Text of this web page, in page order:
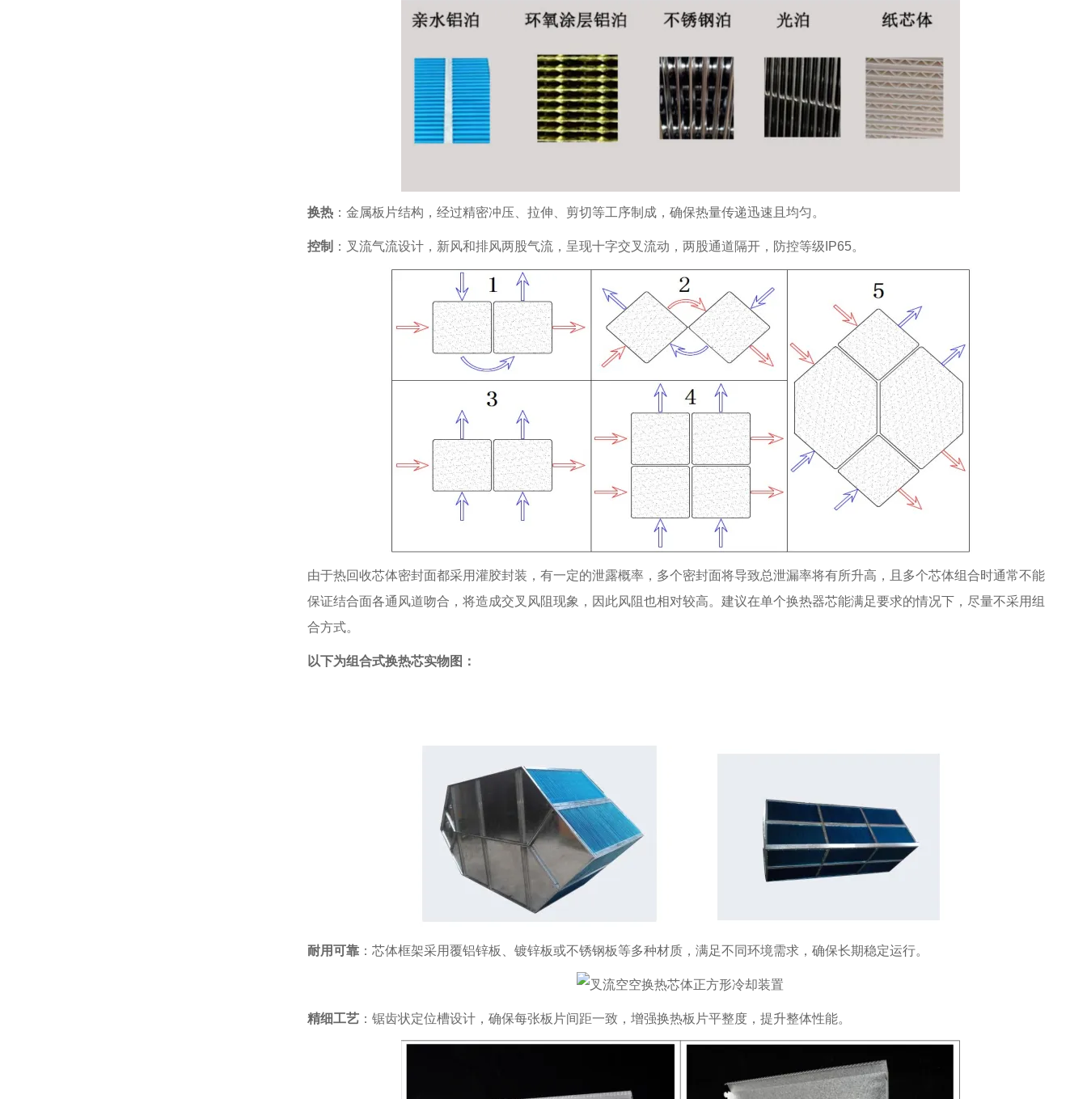
换热 ：金属板片结构，经过精密冲压、拉伸、剪切等工序制成，确保热量传递迅速且均匀。
控制 ：叉流气流设计，新风和排风两股气流，呈现十字交叉流动，两股通道隔开，防控等级IP65。
由于热回收芯体密封面都采用灌胶封装，有一定的泄露概率，多个密封面将导致总泄漏率将有所升高，且多个芯体组合时通常不能
保证结合面各通风道吻合，将造成交叉风阻现象，因此风阻也相对较高。建议在单个换热器芯能满足要求的情况下，尽量不采用组
合方式。
以下为组合式换热芯实物图：
耐用可靠 ：芯体框架采用覆铝锌板、镀锌板或不锈钢板等多种材质，满足不同环境需求，确保长期稳定运行。
精细工艺 ：锯齿状定位槽设计，确保每张板片间距一致，增强换热板片平整度，提升整体性能。